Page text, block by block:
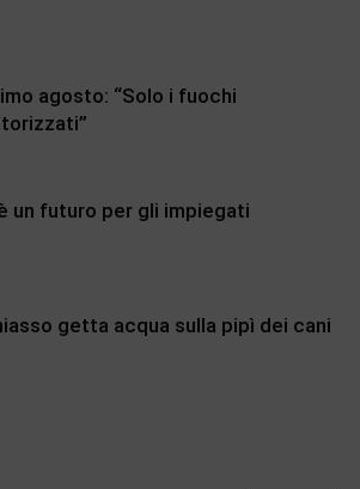
agosto: “Solo i fuochi
un futuro per gli impiegati
getta acqua sulla pipì dei cani